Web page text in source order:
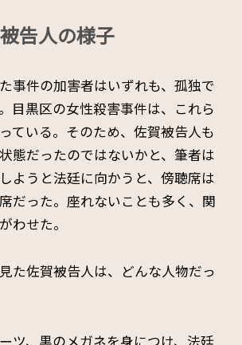
告人の様子
事件の加害者はいずれも、孤独で
目黒区の女性殺害事件は、これら
ている。そのため、佐賀被告人も
態だったのではないかと、筆者は
ようと法廷に向かうと、傍聴席は
だった。座れないことも多く、関
わせた。
た佐賀被告人は、どんな人物だっ
ツ、黒のメガネを身につけ、法廷